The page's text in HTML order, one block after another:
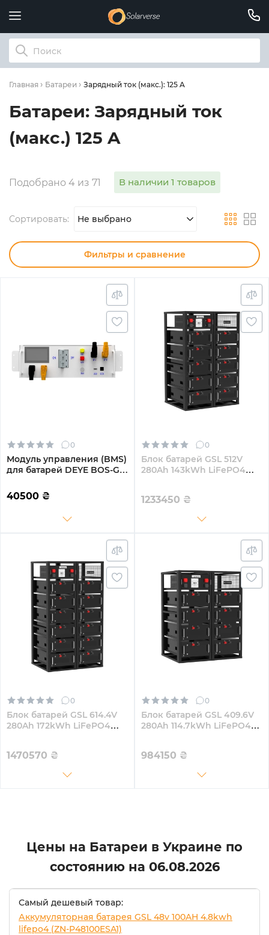
Главная Батареи Зарядный ток (макс.): 125 A
Батареи: Зарядный ток
(макс.) 125 A
Подобрано 4 из 71 В наличии 1 товаров
Сортировать: Не выбрано
Фильтры и сравнение
0
Модуль управления (BMS)
для батарей DEYE BOS-G
40500 ₴
0
Блок батарей GSL 512V
280Ah 143kWh LiFePO4
1233450 ₴
0
Блок батарей GSL 614.4V
280Ah 172kWh LiFePO4
1470570 ₴
0
Блок батарей GSL 409.6V
280Ah 114.7kWh LiFePO4
984150 ₴
Цены на Батареи в Украине по
состоянию на 06.08.2026
Самый дешевый товар:
Аккумуляторная батарея GSL 48v 100AH 4.8kwh
lifepo4 (ZN-P48100ESA1)